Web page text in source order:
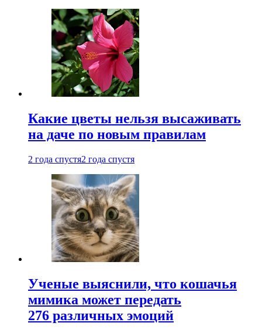
Какие цветы нельзя высаживать
на даче по новым правилам
2 года спустя2 года спустя
Ученые выяснили, что кошачья
мимика может передать
276 различных эмоций